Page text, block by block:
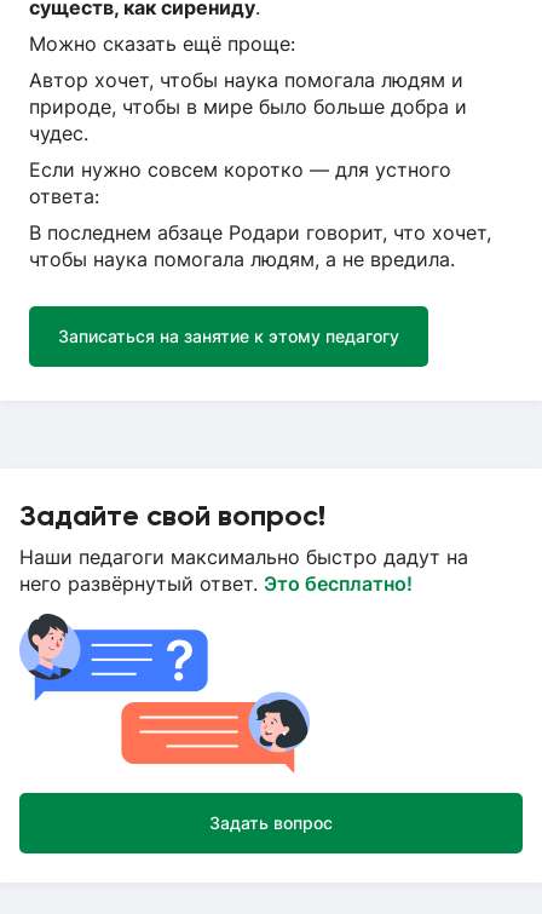
существ, как сирениду.
Можно сказать ещё проще:
Автор хочет, чтобы наука помогала людям и
природе, чтобы в мире было больше добра и
чудес.
Если нужно совсем коротко — для устного
ответа:
В последнем абзаце Родари говорит, что хочет,
чтобы наука помогала людям, а не вредила.
Записаться на занятие к этому педагогу
Задайте свой вопрос!
Наши педагоги максимально быстро дадут на
него развёрнутый ответ. Это бесплатно!
Задать вопрос